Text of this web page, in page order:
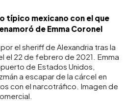
típico mexicano con el que
de Emma Coronel
el sheriff de Alexandria tras la
el 22 de febrero de 2021. Emma
de Estados Unidos,
a escapar de la cárcel en
con el narcotráfico. Imagen de